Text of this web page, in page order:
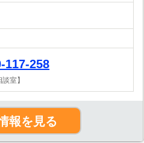
117-258
室】
報を見る